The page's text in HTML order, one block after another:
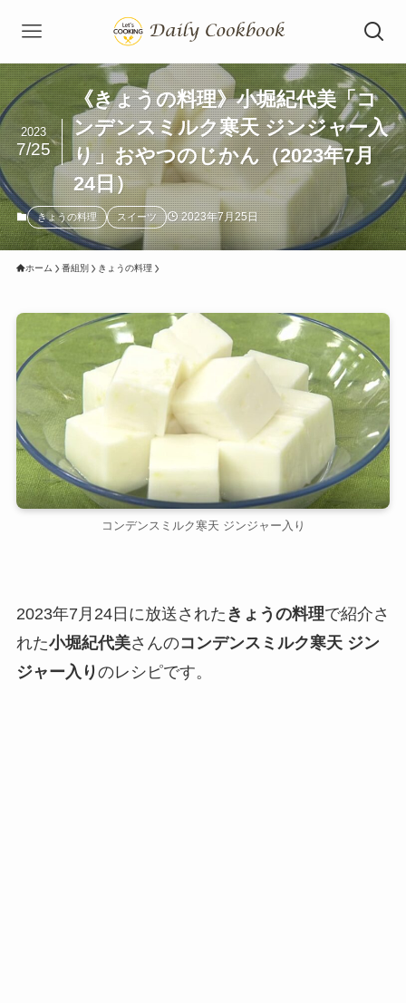
《きょうの料理》小堀紀代美「コ
ンデンスミルク寒天 ジンジャー入
り」おやつのじかん（2023年7月
24日）
2023
7/25
きょうの料理 スイーツ 2023年7月25日
ホーム 番組別 きょうの料理
コンデンスミルク寒天 ジンジャー入り
2023年7月24日に放送された きょうの料理で紹介さ
れた小堀紀代美さんのコンデンスミルク寒天 ジン
ジャー入りのレシピです。